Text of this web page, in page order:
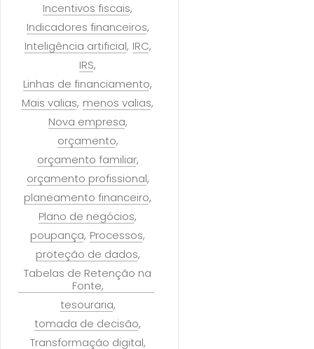
Incentivos fiscais
Indicadores financeiros
Inteligência artificial IRC
IRS
Linhas de financiamento
Mais valias menos valias
Nova empresa
orçamento
orçamento familiar
orçamento profissional
planeamento financeiro
Plano de negócios
poupança Processos
proteção de dados
Tabelas de Retenção na
Fonte
tesouraria
tomada de decisão
Transformação digital